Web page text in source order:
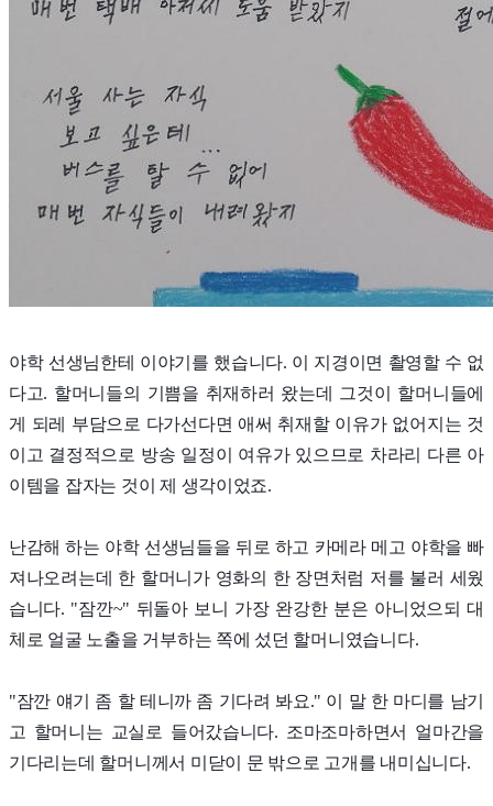
야학 선생님한테 이야기를 했습니다. 이 지경이면 촬영할 수 없
다고. 할머니들의 기쁨을 취재하러 왔는데 그것이 할머니들에
게 되레 부담으로 다가선다면 애써 취재할 이유가 없어지는 것
이고 결정적으로 방송 일정이 여유가 있으므로 차라리 다른 아
이템을 잡자는 것이 제 생각이었죠.
난감해 하는 야학 선생님들을 뒤로 하고 카메라 메고 야학을 빠
져나오려는데 한 할머니가 영화의 한 장면처럼 저를 불러 세웠
습니다. "잠깐~" 뒤돌아 보니 가장 완강한 분은 아니었으되 대
체로 얼굴 노출을 거부하는 쪽에 섰던 할머니였습니다.
"잠깐 얘기 좀 할 테니까 좀 기다려 봐요." 이 말 한 마디를 남기
고 할머니는 교실로 들어갔습니다. 조마조마하면서 얼마간을
기다리는데 할머니께서 미닫이 문 밖으로 고개를 내미십니다.